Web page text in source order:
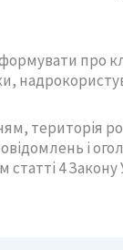
про
територія
і
статті 4 Закону